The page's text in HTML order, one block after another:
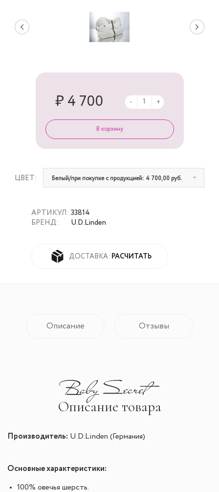
АРТИКУЛ:
БРЕНД:
33814
U.D.Linden
ДОСТАВКА: РАСЧИТАТЬ
ЦВЕТ: Белый/при покупке с продукцией: 4 700,00 руб.
₽ 4 700 - +
Описание Отзывы
Описание товара
Производитель: U.D.Linden (Германия)
Основные характеристики:
100% овечья шерсть.